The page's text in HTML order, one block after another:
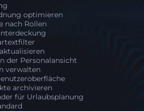
optimieren
nach Rollen
der Personalansicht
verwalten
archivieren
für Urlaubsplanung